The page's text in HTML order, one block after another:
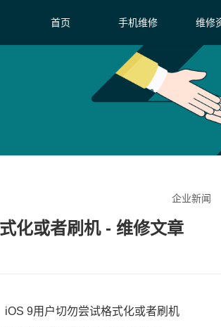
首页 手机维修 维修
企业新闻
化或者刷机 - 维修文章
iOS 9用户切勿尝试格式化或者刷机